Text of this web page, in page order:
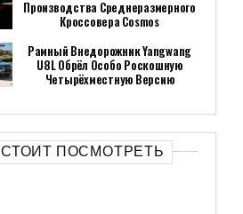
Производства Среднеразмерного
Кроссовера Cosmos
Рамный Внедорожник Yangwang
U8L Обрёл Особо Роскошную
Четырёхместную Версию
СТОИТ ПОСМОТРЕТЬ